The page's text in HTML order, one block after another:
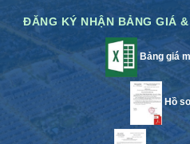
ĐĂNG KÝ NHẬN BẢNG GIÁ
Bảng giá
Hồ